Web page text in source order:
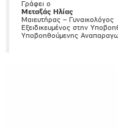
Γράφει ο
Μεταξάς Ηλίας
Μαιευτήρας – Γυναικολόγος
Εξειδικευμένος στην
Υποβοηθούμενης